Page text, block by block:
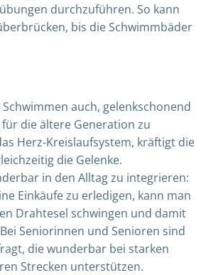
durchzuführen. So kann
bis die Schwimmbäder
auch, gelenkschonend
die ältere Generation zu
Herz-Kreislaufsystem, kräftigt die
die Gelenke.
in den Alltag zu integrieren:
Einkäufe zu erledigen, kann man
Drahtesel schwingen und damit
Seniorinnen und Senioren sind
die wunderbar bei starken
Strecken unterstützen.